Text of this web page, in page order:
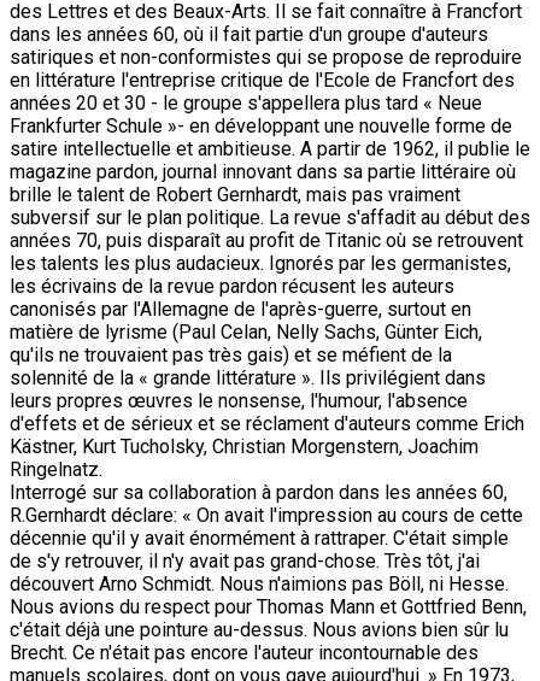
des Lettres et des Beaux-Arts. Il se fait connaître à Francfort
dans les années 60, où il fait partie d'un groupe d'auteurs
satiriques et non-conformistes qui se propose de reproduire
en littérature l'entreprise critique de l'Ecole de Francfort des
années 20 et 30 - le groupe s'appellera plus tard « Neue
Frankfurter Schule »- en développant une nouvelle forme de
satire intellectuelle et ambitieuse. A partir de 1962, il publie le
magazine pardon, journal innovant dans sa partie littéraire où
brille le talent de Robert Gernhardt, mais pas vraiment
subversif sur le plan politique. La revue s'affadit au début des
années 70, puis disparaît au profit de Titanic où se retrouvent
les talents les plus audacieux. Ignorés par les germanistes,
les écrivains de la revue pardon récusent les auteurs
canonisés par l'Allemagne de l'après-guerre, surtout en
matière de lyrisme (Paul Celan, Nelly Sachs, Günter Eich,
qu'ils ne trouvaient pas très gais) et se méfient de la
solennité de la « grande littérature ». Ils privilégient dans
leurs propres œuvres le nonsense, l'humour, l'absence
d'effets et de sérieux et se réclament d'auteurs comme Erich
Kästner, Kurt Tucholsky, Christian Morgenstern, Joachim
Ringelnatz.
Interrogé sur sa collaboration à pardon dans les années 60,
R.Gernhardt déclare: « On avait l'impression au cours de cette
décennie qu'il y avait énormément à rattraper. C'était simple
de s'y retrouver, il n'y avait pas grand-chose. Très tôt, j'ai
découvert Arno Schmidt. Nous n'aimions pas Böll, ni Hesse.
Nous avions du respect pour Thomas Mann et Gottfried Benn,
c'était déjà une pointure au-dessus. Nous avions bien sûr lu
Brecht. Ce n'était pas encore l'auteur incontournable des
manuels scolaires, dont on vous gave aujourd'hui. » En 1973,